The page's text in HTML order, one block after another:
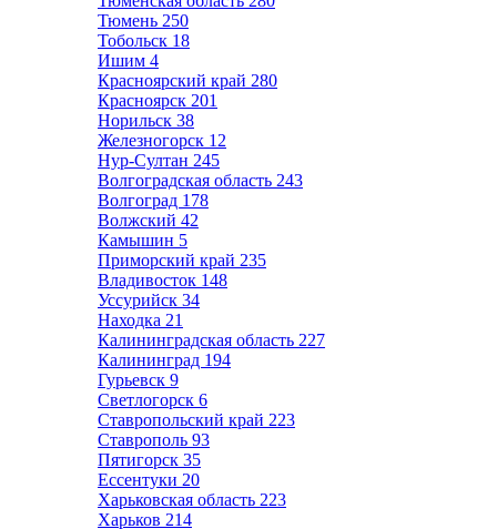
Тюмень 250
Тобольск 18
Ишим 4
Красноярский край 280
Красноярск 201
Норильск 38
Железногорск 12
Нур-Султан 245
Волгоградская область 243
Волгоград 178
Волжский 42
Камышин 5
Приморский край 235
Владивосток 148
Уссурийск 34
Находка 21
Калининградская область 227
Калининград 194
Гурьевск 9
Светлогорск 6
Ставропольский край 223
Ставрополь 93
Пятигорск 35
Ессентуки 20
Харьковская область 223
Харьков 214